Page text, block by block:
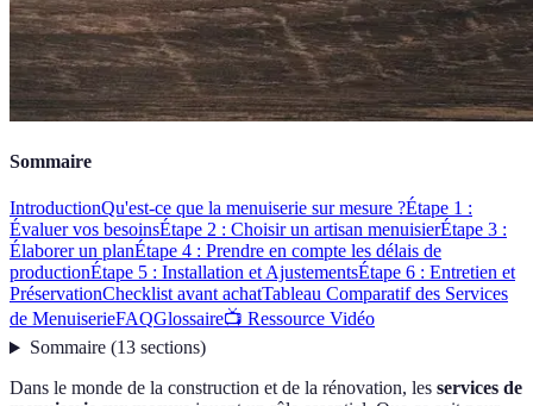
Sommaire
IntroductionQu'est-ce que la menuiserie sur mesure ?Étape 1 :
Évaluer vos besoinsÉtape 2 : Choisir un artisan menuisierÉtape 3 :
Élaborer un planÉtape 4 : Prendre en compte les délais de
productionÉtape 5 : Installation et AjustementsÉtape 6 : Entretien et
PréservationChecklist avant achatTableau Comparatif des Services
de MenuiserieFAQGlossaire📺 Ressource Vidéo
Sommaire(13 sections)
Dans le monde de la construction et de la rénovation, les services de